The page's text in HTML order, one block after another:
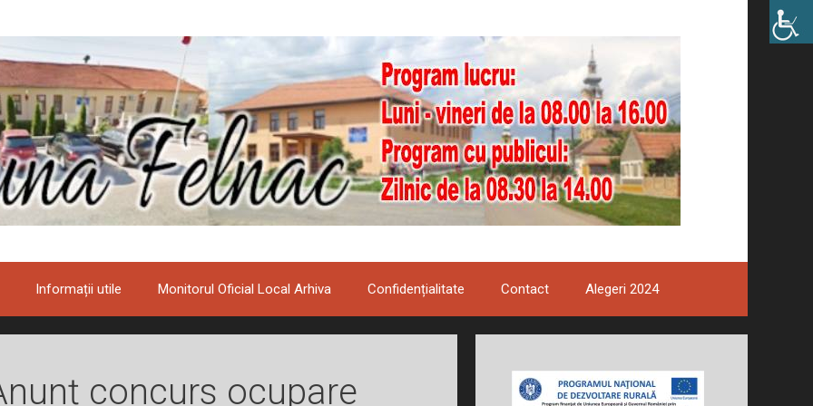
Informații utile Monitorul Oficial Local Arhiva Confidențialitate Contact Alegeri 2024
concurs ocupare